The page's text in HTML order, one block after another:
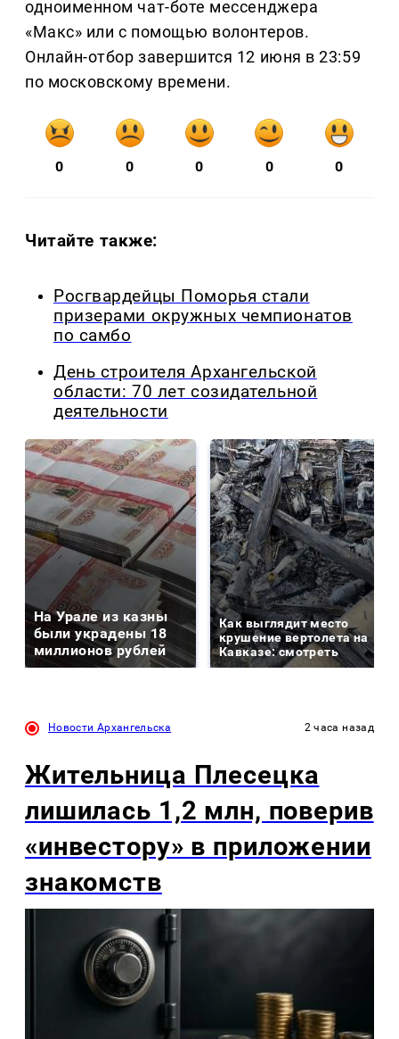
одноименном чат-боте мессенджера
«Макс» или с помощью волонтеров.
Онлайн-отбор завершится 12 июня в 23:59
по московскому времени.
0 0 0 0 0
Читайте также:
Росгвардейцы Поморья стали
призерами окружных чемпионатов
по самбо
День строителя Архангельской
области: 70 лет созидательной
деятельности
На Урале из казны
были украдены 18
миллионов рублей
Как выглядит место
крушение вертолета на
Кавказе: смотреть
Новости Архангельска 2 часа назад
Жительница Плесецка
лишилась 1,2 млн, поверив
«инвестору» в приложении
знакомств